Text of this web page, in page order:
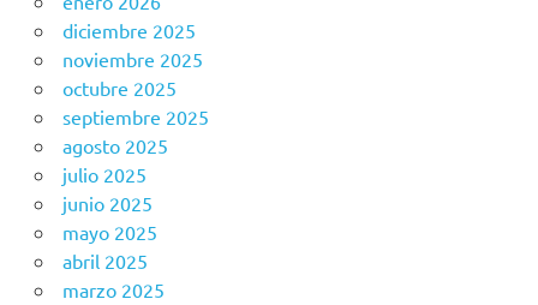
diciembre 2025
noviembre 2025
octubre 2025
septiembre 2025
agosto 2025
julio 2025
junio 2025
mayo 2025
abril 2025
marzo 2025